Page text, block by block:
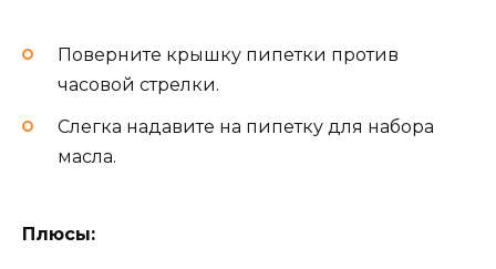
Поверните крышку пипетки против
часовой стрелки.
Слегка надавите на пипетку для набора
масла.
Плюсы: